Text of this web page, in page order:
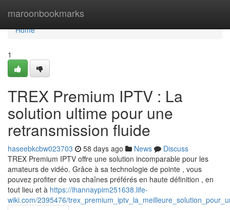
maroonbookmarks
Home
Home
1
TREX Premium IPTV : La
solution ultime pour une
retransmission fluide
haseebkcbw023703 58 days ago News
Discuss
TREX Premium IPTV offre une solution incomparable pour les
amateurs de vidéo. Grâce à sa technologie de pointe , vous
pouvez profiter de vos chaînes préférés en haute définition , en
tout lieu et à https://ihannaypim251638.life-
wiki.com/2395476/